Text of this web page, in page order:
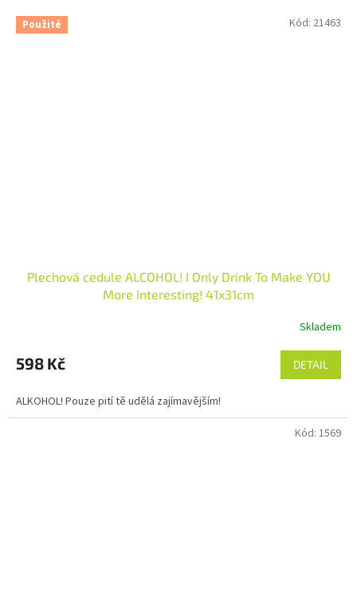
Použité
Plechová cedule ALCOHOL! I Only Drink To Make YOU
More Interesting! 41x31cm
Skladem
598 Kč DETAIL
ALKOHOL! Pouze pití tě udělá zajímavějším!
Kód: 21463
Kód: 1569